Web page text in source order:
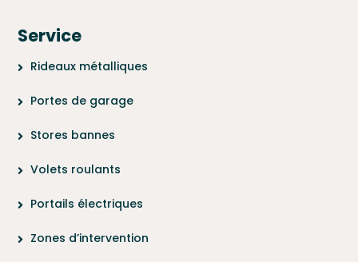
Service
Rideaux métalliques
Portes de garage
Stores bannes
Volets roulants
Portails électriques
Zones d’intervention